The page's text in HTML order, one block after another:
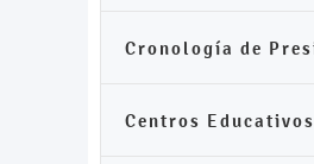
Cronología de
Centros Educativos